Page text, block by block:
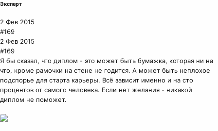
Эксперт
2 Фев 2015
#169
2 Фев 2015
#169
Я бы сказал, что диплом - это может быть бумажка, которая ни на
что, кроме рамочки на стене не годится. А может быть неплохое
подспорье для старта карьеры. Всё зависит именно и на сто
процентов от самого человека. Если нет желания - никакой
диплом не поможет.